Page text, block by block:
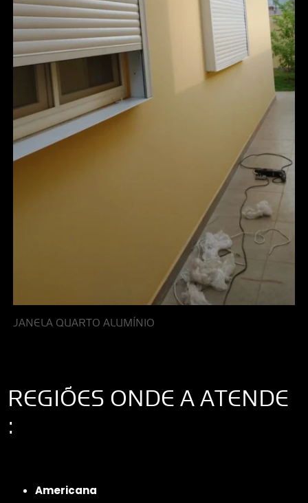
JANELA QUARTO ALUMÍNIO
REGIÕES ONDE A ATENDE
:
Americana